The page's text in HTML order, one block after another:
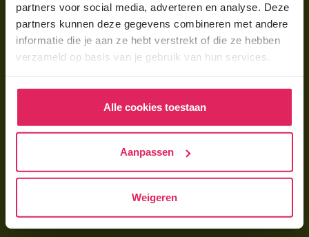
partners voor social media, adverteren en analyse. Deze
partners kunnen deze gegevens combineren met andere
informatie die je aan ze hebt verstrekt of die ze hebben
verzameld op basis van je gebruik van hun services.
Alle cookies toestaan
Aanpassen
Weigeren
Wat kost een gastouder?
Hoe vind ik een gastouder?
Gastouder worden bij 4Kids
Hoe vind ik gastkinderen?
Trainingen & cursussen
Gastouder worden